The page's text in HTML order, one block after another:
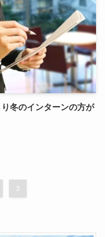
冬のインターンの方が
3